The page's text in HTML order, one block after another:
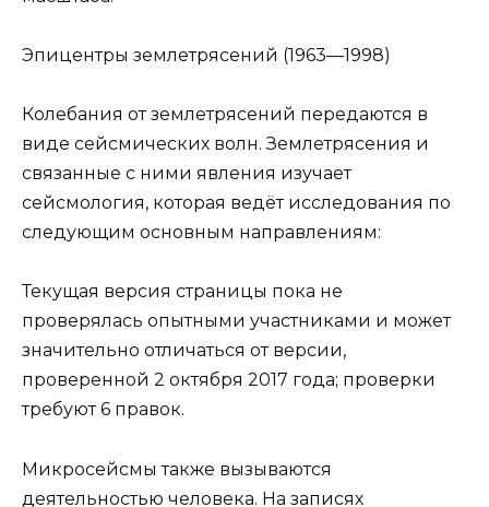
Эпицентры землетрясений (1963—1998)
Колебания от землетрясений передаются в
виде сейсмических волн. Землетрясения и
связанные с ними явления изучает
сейсмология, которая ведёт исследования по
следующим основным направлениям:
Текущая версия страницы пока не
проверялась опытными участниками и может
значительно отличаться от версии,
проверенной 2 октября 2017 года; проверки
требуют 6 правок.
Микросейсмы также вызываются
деятельностью человека. На записях